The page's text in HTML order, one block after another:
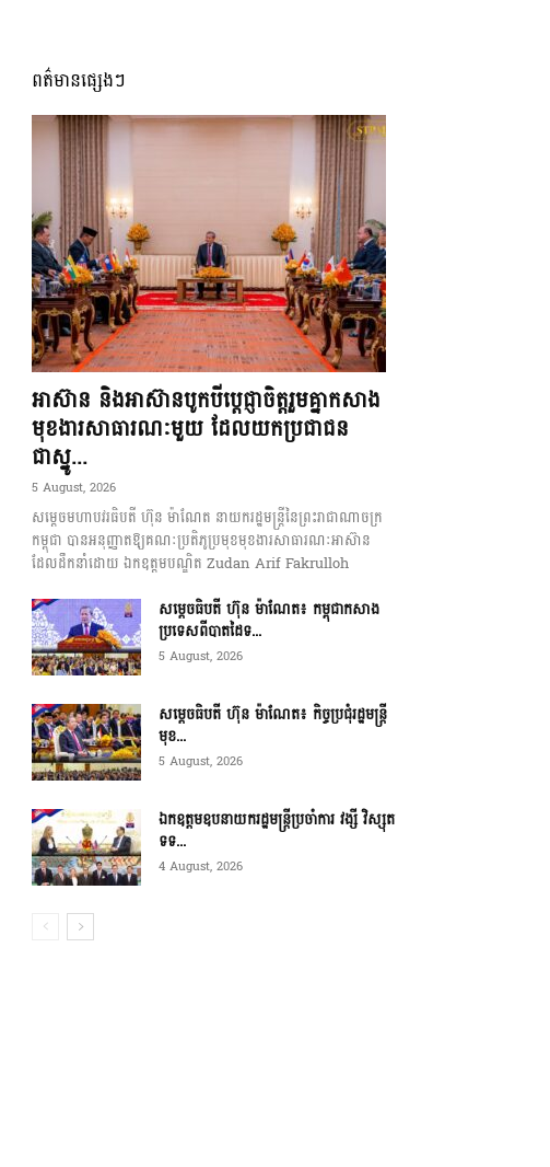
ពត៌មានផ្សេងៗ
អាស៊ាន និងអាស៊ានបូកបីប្តេជ្ញាចិត្តរួមគ្នាកសាង
មុខងារសាធារណៈមួយ ដែលយកប្រជាជន
ជាស្នូ...
5 August, 2026
សម្តេចមហាបវរធិបតី ហ៊ុន ម៉ាណែត នាយករដ្ឋមន្ត្រីនៃព្រះរាជាណាចក្រ
កម្ពុជា បានអនុញ្ញាតឱ្យគណៈប្រតិភូប្រមុខមុខងារសាធារណៈអាស៊ាន
ដែលដឹកនាំដោយ ឯកឧត្តមបណ្ឌិត Zudan Arif Fakrulloh
សម្ដេចធិបតី ហ៊ុន ម៉ាណែត៖ កម្ពុជាកសាង
ប្រទេសពីបាតដៃទ...
5 August, 2026
សម្ដេចធិបតី ហ៊ុន ម៉ាណែត៖ កិច្ចប្រជុំរដ្ឋមន្ត្រី
មុខ...
5 August, 2026
ឯកឧត្តមឧបនាយករដ្ឋមន្ត្រីប្រចាំការ វង្សី វិស្សុត
ទទ...
4 August, 2026